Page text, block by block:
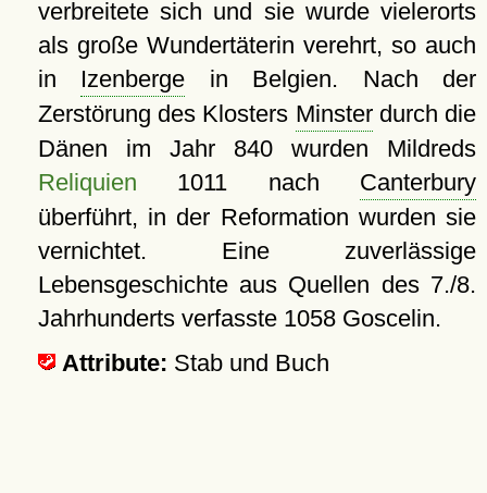
verbreitete sich und sie wurde vielerorts
als große Wundertäterin verehrt, so auch
in Izenberge in Belgien. Nach der
Zerstörung des Klosters Minsterdurch die
Dänen im Jahr 840 wurden Mildreds
Reliquien 1011 nach Canterbury
überführt, in der Reformation wurden sie
vernichtet. Eine zuverlässige
Lebensgeschichte aus Quellen des 7./8.
Jahrhunderts verfasste 1058 Goscelin.
Attribute: Stab und Buch